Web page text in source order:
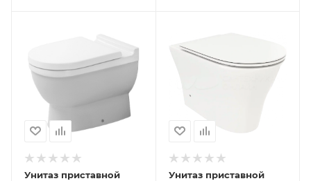
Унитаз приставной
Унитаз приставной